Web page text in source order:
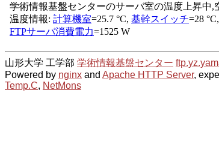
山形大学 工学部 学術情報基盤センター
Powered by nginx and Apache HTTP Server,
Temp.C, NetMons